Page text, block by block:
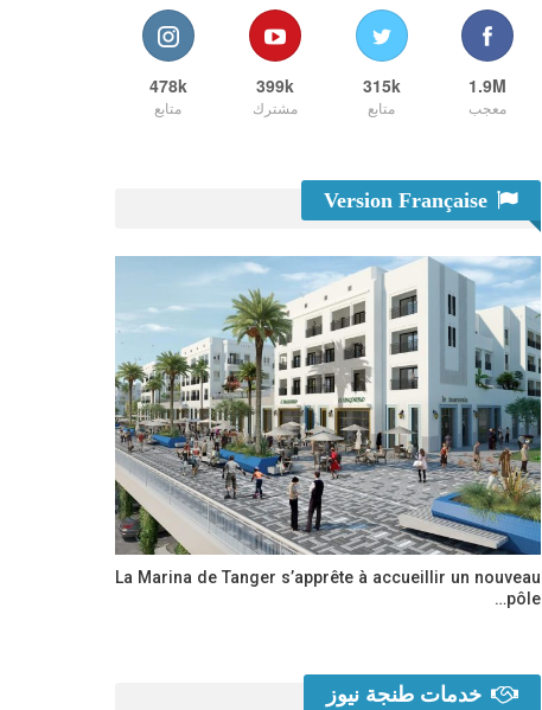
1.9M
معجب
315k
متابع
399k
مشترك
478k
متابع
La Marina de Tanger s’apprête à accueillir un nouveau
pôle…
خدمات طنجة نيوز